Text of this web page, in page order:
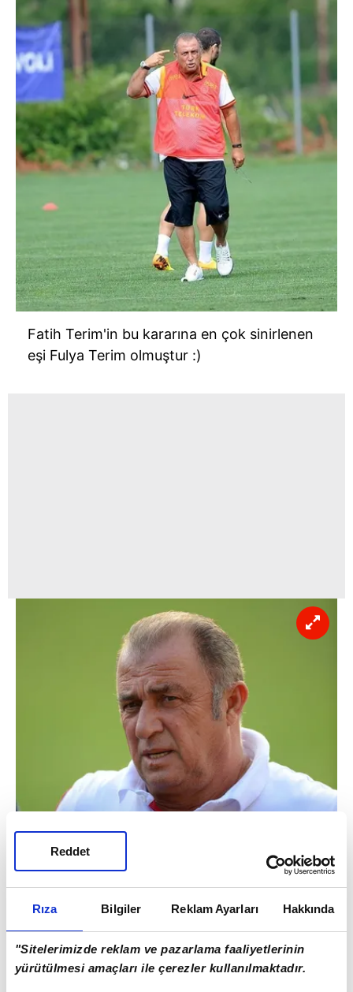
Rıza Bilgiler Reklam Ayarları Hakkında
"Sitelerimizde reklam ve pazarlama faaliyetlerinin
yürütülmesi amaçları ile çerezler kullanılmaktadır.
Reddet
Fatih Terim'in bu kararına en çok sinirlenen
eşi Fulya Terim olmuştur :)